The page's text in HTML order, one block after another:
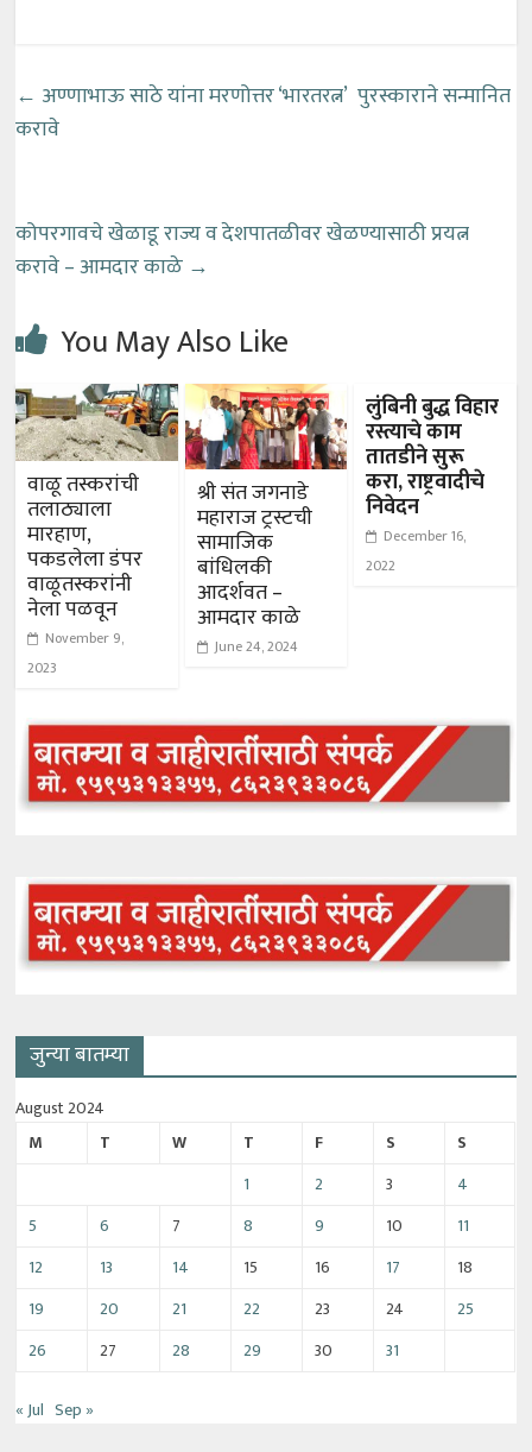
← अण्णाभाऊ साठे यांना मरणोत्तर ‘भारतरत्न’ पुरस्काराने सन्मानित
करावे
कोपरगावचे खेळाडू राज्य व देशपातळीवर खेळण्यासाठी प्रयत्न
करावे – आमदार काळे →
You May Also Like
वाळू तस्करांची
तलाठ्याला
मारहाण,
पकडलेला डंपर
वाळूतस्करांनी
नेला पळवून
November 9,
2023
श्री संत जगनाडे
महाराज ट्रस्टची
सामाजिक
बांधिलकी
आदर्शवत –
आमदार काळे
June 24, 2024
लुंबिनी बुद्ध विहार
रस्त्याचे काम
तातडीने सुरू
करा, राष्ट्रवादीचे
निवेदन
December 16,
2022
जुन्या बातम्या
August 2024
M
T W T F S
S
1
2 3
4
5
6 7 8 9 10
11
12
13 14 15 16 17
18
19
20 21 22 23 24
25
26
27 28 29 30 31
« Jul Sep »